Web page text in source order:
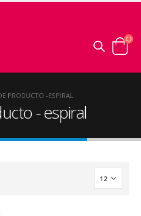
PRODUCTO -ESPIRAL
- espiral